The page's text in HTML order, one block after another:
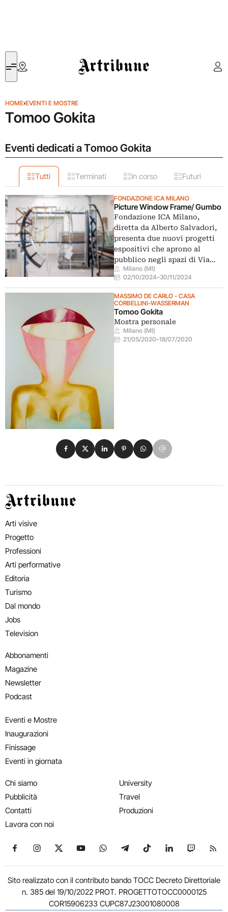
Artribune
HOME›EVENTI E MOSTRE
Tomoo Gokita
Eventi dedicati a Tomoo Gokita
Tutti Terminati In corso Futuri
FONDAZIONE ICA MILANO
Picture Window Frame/ Gumbo
Fondazione ICA Milano,
diretta da Alberto Salvadori,
presenta due nuovi progetti
espositivi che aprono al
pubblico negli spazi di Via…
Milano (MI)
02/10/2024–30/11/2024
MASSIMO DE CARLO - CASA
CORBELLINI-WASSERMAN
Tomoo Gokita
Mostra personale
Milano (MI)
21/05/2020–18/07/2020
Condividi su Facebook
Condividi su X
Condividi su LinkedIn
Condividi su Pinterest
Condividi su WhatsApp
Condividi su Email
Artribune
Arti visive
Progetto
Professioni
Arti performative
Editoria
Turismo
Dal mondo
Jobs
Television
Abbonamenti
Magazine
Newsletter
Podcast
Eventi e Mostre
Inaugurazioni
Finissage
Eventi in giornata
Chi siamo
Pubblicità
Contatti
Lavora con noi
University
Travel
Produzioni
Seguici su Facebook
Seguici su Instagram
Seguici su X
Seguici su YouTube
Seguici su WhatsApp
Seguici su Telegram
Seguici su TikTok
Seguici su
Seguici
Sito realizzato con il contributo bando TOCC Decreto Direttoriale
n. 385 del 19/10/2022 PROT. PROGETTOTOCC0000125
COR15906233 CUPC87J23001080008